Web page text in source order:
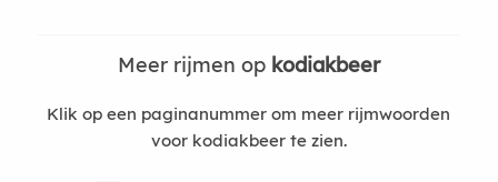
Meer rijmen op kodiakbeer
Klik op een paginanummer om meer rijmwoorden
voor kodiakbeer te zien.